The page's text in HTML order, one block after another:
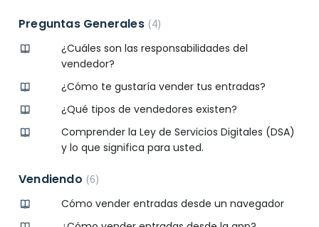
Preguntas Generales 4
¿Cuáles son las responsabilidades del
vendedor?
¿Cómo te gustaría vender tus entradas?
¿Qué tipos de vendedores existen?
Comprender la Ley de Servicios Digitales (DSA)
y lo que significa para usted.
Vendiendo 6
Cómo vender entradas desde un navegador